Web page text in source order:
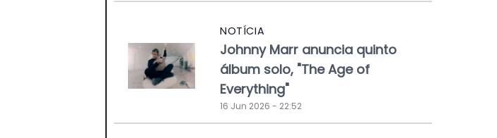
NOTÍCIA
Johnny Marr anuncia quinto
álbum solo, "The Age of
Everything"
16 Jun 2026 - 22:52